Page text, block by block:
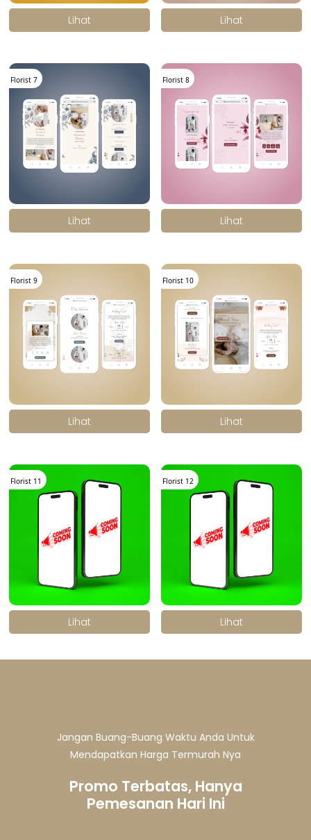
.
Lihat
.
Lihat
.
Lihat
Florist 7
.
Lihat
Florist 8
.
Lihat
Florist 9
.
Lihat
Florist 10
.
Lihat
Florist 11
.
Lihat
Florist 12
Jangan Buang-Buang Waktu Anda Untuk
Mendapatkan Harga Termurah Nya
Promo Terbatas, Hanya
Pemesanan Hari Ini